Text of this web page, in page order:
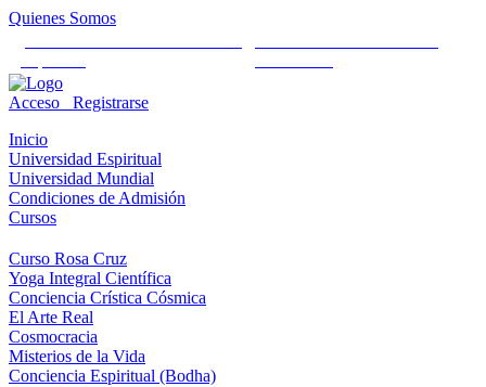
Quienes Somos
Acceso
Registrarse
Inicio
Universidad Espiritual
Universidad Mundial
Condiciones de Admisión
Cursos
Curso Rosa Cruz
Yoga Integral Científica
Conciencia Crística Cósmica
El Arte Real
Cosmocracia
Misterios de la Vida
Conciencia Espiritual (Bodha)